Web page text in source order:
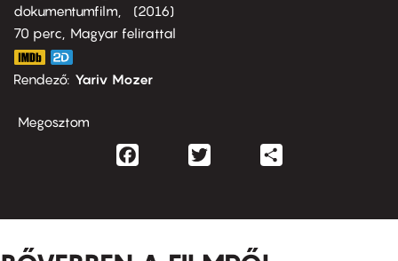
dokumentumfilm
2016
70 perc,
Magyar felirattal
Rendező Yariv Mozer
Megosztom
Facebook